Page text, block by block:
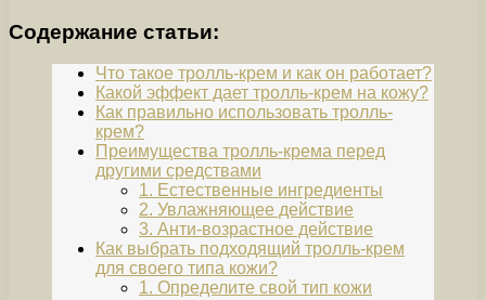
Содержание статьи:
Что такое тролль-крем и как он работает?
Какой эффект дает тролль-крем на кожу?
Как правильно использовать тролль-
крем?
Преимущества тролль-крема перед
другими средствами
1. Естественные ингредиенты
2. Увлажняющее действие
3. Анти-возрастное действие
Как выбрать подходящий тролль-крем
для своего типа кожи?
1. Определите свой тип кожи